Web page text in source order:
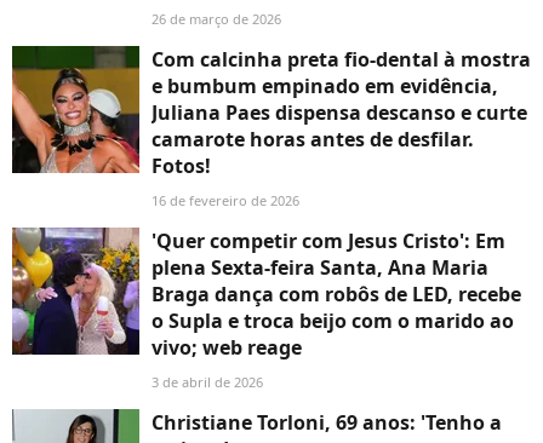
26 de março de 2026
Com calcinha preta fio-dental à mostra
e bumbum empinado em evidência,
Juliana Paes dispensa descanso e curte
camarote horas antes de desfilar.
Fotos!
16 de fevereiro de 2026
'Quer competir com Jesus Cristo': Em
plena Sexta-feira Santa, Ana Maria
Braga dança com robôs de LED, recebe
o Supla e troca beijo com o marido ao
vivo; web reage
3 de abril de 2026
Christiane Torloni, 69 anos: 'Tenho a